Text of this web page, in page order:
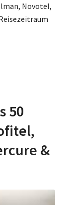
Novotel,
50
&